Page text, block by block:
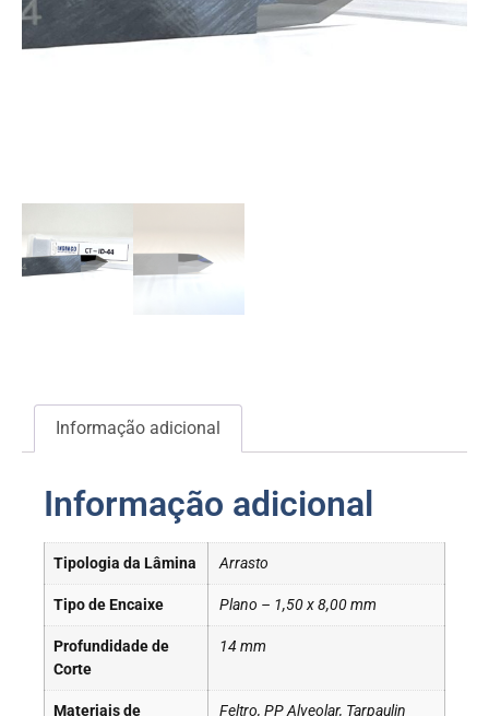
Informação adicional
Informação adicional
Tipologia da Lâmina Arrasto
Tipo de Encaixe Plano – 1,50 x 8,00 mm
Profundidade de
Corte
14 mm
Materiais de
Feltro, PP Alveolar, Tarpaulin